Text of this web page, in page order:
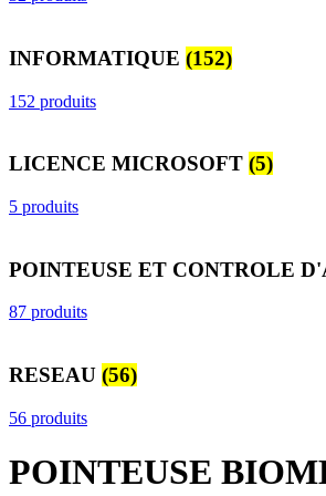
INFORMATIQUE (152)
152 produits
LICENCE MICROSOFT (5)
5 produits
POINTEUSE ET CONTROLE
87 produits
RESEAU (56)
56 produits
POINTEUSE